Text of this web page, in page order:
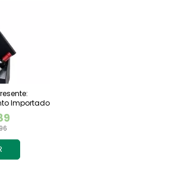
Importado